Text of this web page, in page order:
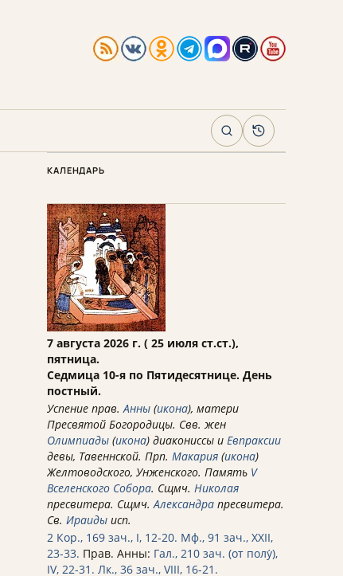
ПоискАрхив
КАЛЕНДАРЬ
7 августа 2026 г. ( 25 июля ст.ст.),
пятница.
Седмица 10-я по Пятидесятнице. День
постный.
Успение прав.Анны (икона), матери
Пресвятой Богородицы. Свв. жен
Олимпиады (икона) диакониссы и Евпраксии
девы, Тавеннской. Прп. Макария (икона)
Желтоводского, Унженского. Память V
Вселенского Собора. Сщмч. Николая
пресвитера. Сщмч.Александра пресвитера.
Св. Ираиды исп.
2 Кор., 169 зач., I, 12-20. Мф., 91 зач., XXII,
23-33. Прав. Анны: Гал., 210 зач. (от полу́),
IV, 22-31. Лк., 36 зач., VIII, 16-21.